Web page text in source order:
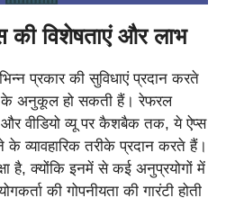
की विशेषताएं और लाभ
प्रकार की सुविधाएं प्रदान करते
के अनुकूल हो सकती हैं। रेफरल
और वीडियो व्यू पर कैशबैक तक, ये ऐप्स
व्यावहारिक तरीके प्रदान करते हैं।
है, क्योंकि इनमें से कई अनुप्रयोगों में
की गोपनीयता की गारंटी होती